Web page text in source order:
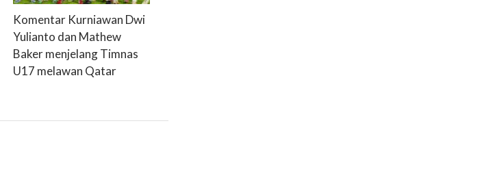
Komentar Kurniawan Dwi
Yulianto dan Mathew
Baker menjelang Timnas
U17 melawan Qatar